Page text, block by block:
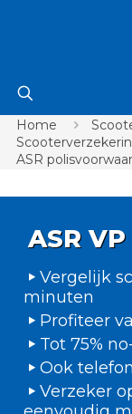
Home
ASR
ASR
Vergelijk
minuten
Profiteer
Tot 75%
Ook
Verzeker